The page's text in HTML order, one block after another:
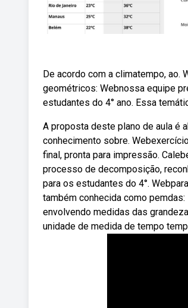
De acordo com a climatempo, ao.
geométricos: Webnossa equipe
estudantes do 4° ano. Essa
A proposta deste plano de aula é
conhecimento sobre.
final, pronta para impressão.
processo de decomposição,
para os estudantes do 4°.
também conhecida como
envolvendo medidas das
unidade de medida de tempo